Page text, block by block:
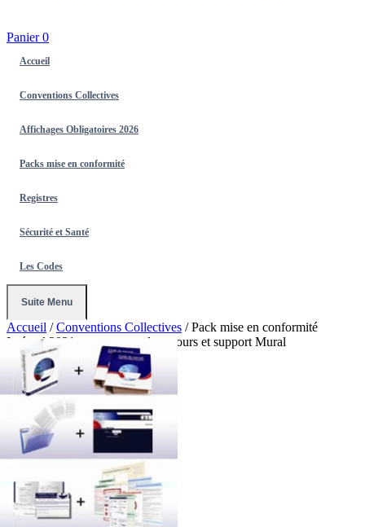
Panier0
Accueil
Conventions Collectives
Affichages Obligatoires 2026
Packs mise en conformité
Registres
Sécurité et Santé
Les Codes
Suite Menu
Accueil / Conventions Collectives / Pack mise en conformité
Intégral 2021 avec trousse de secours et support Mural